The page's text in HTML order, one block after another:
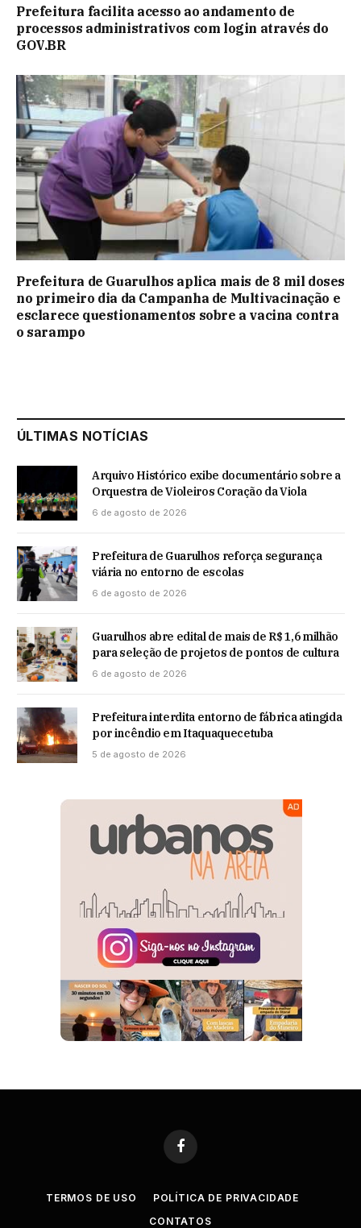
Prefeitura facilita acesso ao andamento de
processos administrativos com login através do
GOV.BR
Prefeitura de Guarulhos aplica mais de 8 mil doses
no primeiro dia da Campanha de Multivacinação e
esclarece questionamentos sobre a vacina contra
o sarampo
ÚLTIMAS NOTÍCIAS
Arquivo Histórico exibe documentário sobre a
Orquestra de Violeiros Coração da Viola
6 de agosto de 2026
Prefeitura de Guarulhos reforça segurança
viária no entorno de escolas
6 de agosto de 2026
Guarulhos abre edital de mais de R$ 1,6 milhão
para seleção de projetos de pontos de cultura
6 de agosto de 2026
Prefeitura interdita entorno de fábrica atingida
por incêndio em Itaquaquecetuba
5 de agosto de 2026
Facebook
TERMOS DE USO
POLÍTICA DE PRIVACIDADE
CONTATOS